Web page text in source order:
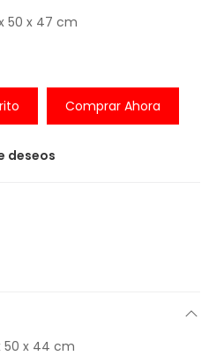
50 x 47 cm
Comprar Ahora
deseos
50 x 44 cm